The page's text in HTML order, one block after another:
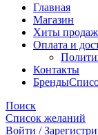
Главная
Магазин
Хиты продаж
Оплата и
Контакты
Бренды
Поиск
Список желаний
Войти /